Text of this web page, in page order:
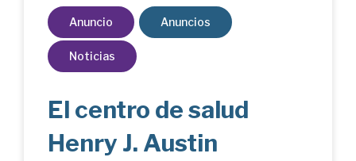
Anuncio Anuncios
Noticias
El centro de salud
Henry J. Austin